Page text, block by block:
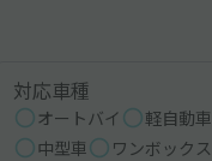
対応車種
オートバイ 軽自動車
中型車
ワンボックス